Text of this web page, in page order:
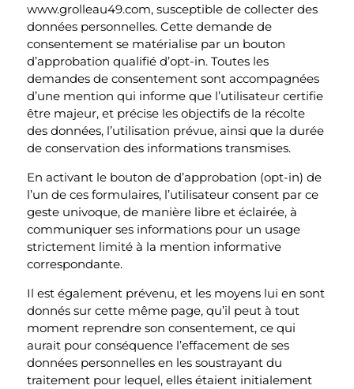
www.grolleau49.com, susceptible de collecter des
données personnelles. Cette demande de
consentement se matérialise par un bouton
d’approbation qualifié d’opt-in. Toutes les
demandes de consentement sont accompagnées
d’une mention qui informe que l’utilisateur certifie
être majeur, et précise les objectifs de la récolte
des données, l’utilisation prévue, ainsi que la durée
de conservation des informations transmises.
En activant le bouton de d’approbation (opt-in) de
l’un de ces formulaires, l’utilisateur consent par ce
geste univoque, de manière libre et éclairée, à
communiquer ses informations pour un usage
strictement limité à la mention informative
correspondante.
Il est également prévenu, et les moyens lui en sont
donnés sur cette même page, qu’il peut à tout
moment reprendre son consentement, ce qui
aurait pour conséquence l’effacement de ses
données personnelles en les soustrayant du
traitement pour lequel, elles étaient initialement